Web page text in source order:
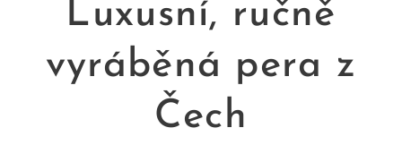
Luxusní, ručně
vyráběná pera z
Čech